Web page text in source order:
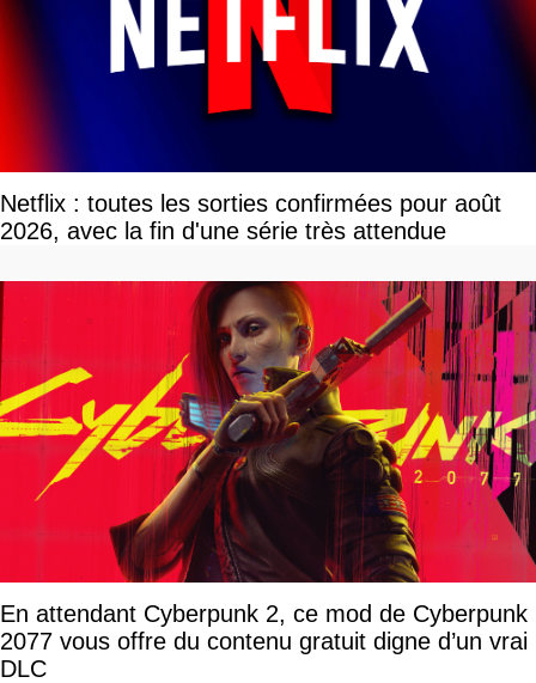
Netflix : toutes les sorties confirmées pour août
2026, avec la fin d'une série très attendue
En attendant Cyberpunk 2, ce mod de Cyberpunk
2077 vous offre du contenu gratuit digne d’un vrai
DLC